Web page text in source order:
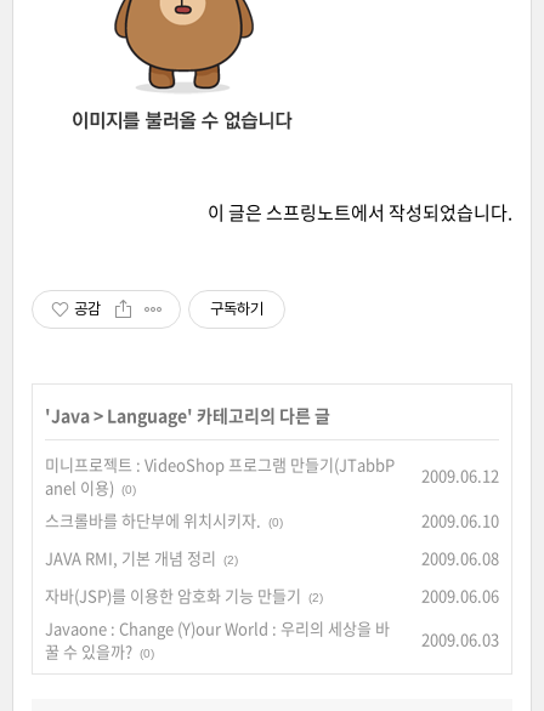
이 글은스프링노트에서 작성되었습니다.
공감 구독하기
'Java> Language' 카테고리의 다른 글
미니프로젝트 : VideoShop 프로그램 만들기(JTabbP
anel 이용)
(0)
2009.06.12
스크롤바를 하단부에 위치시키자.
(0)
2009.06.10
JAVA RMI, 기본 개념 정리
(2)
2009.06.08
자바(JSP)를 이용한 암호화 기능 만들기
(2)
2009.06.06
Javaone : Change (Y)our World : 우리의 세상을 바
꿀 수 있을까? (0)
2009.06.03